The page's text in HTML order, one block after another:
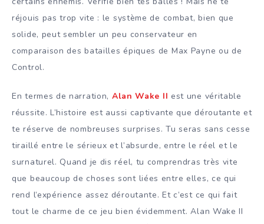
réjouis pas trop vite : le système de combat, bien que
solide, peut sembler un peu conservateur en
comparaison des batailles épiques de Max Payne ou de
Control.
En termes de narration, Alan Wake II est une véritable
réussite. L’histoire est aussi captivante que déroutante et
te réserve de nombreuses surprises. Tu seras sans cesse
tiraillé entre le sérieux et l’absurde, entre le réel et le
surnaturel. Quand je dis réel, tu comprendras très vite
que beaucoup de choses sont liées entre elles, ce qui
rend l’expérience assez déroutante. Et c’est ce qui fait
tout le charme de ce jeu bien évidemment. Alan Wake II